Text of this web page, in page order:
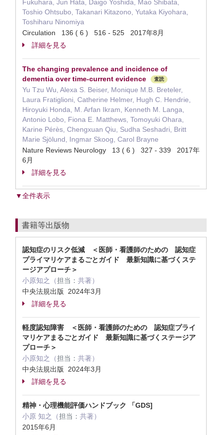
Fukuhara, Jun Hata, Daigo Yoshida, Mao Shibata,
Toshio Ohtsubo, Takanari Kitazono, Yutaka Kiyohara,
Toshiharu Ninomiya
Circulation 136 ( 6 ) 516 - 525 2017年8月
詳細を見る
The changing prevalence and incidence of
dementia over time-current evidence
査読
Yu Tzu Wu, Alexa S. Beiser, Monique M.B. Breteler,
Laura Fratiglioni, Catherine Helmer, Hugh C. Hendrie,
Hiroyuki Honda, M. Arfan Ikram, Kenneth M. Langa,
Antonio Lobo, Fiona E. Matthews, Tomoyuki Ohara,
Karine Pérès, Chengxuan Qiu, Sudha Seshadri, Britt
Marie Sjölund, Ingmar Skoog, Carol Brayne
Nature Reviews Neurology 13 ( 6 ) 327 - 339 2017年
6月
詳細を見る
▼全件表示
書籍等出版物
認知症のリスク低減 ＜医師・看護師のための 認知症
プライマリケアまるごとガイド 最新知識に基づくステ
ージアプローチ＞
小原知之（担当： 共著）
中央法規出版 2024年3月
詳細を見る
軽度認知障害 ＜医師・看護師のための 認知症プライ
マリケアまるごとガイド 最新知識に基づくステージア
プローチ＞
小原知之（担当： 共著）
中央法規出版 2024年3月
詳細を見る
精神・心理機能評価ハンドブック 「GDS]
小原 知之（担当： 共著）
2015年6月